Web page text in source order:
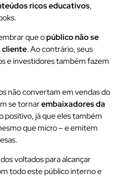
ricos educativos,
que opúblico não se
cliente. Ao contrário, seus
e investidores também fazem
não convertam em vendas do
se tornarembaixadores da
positivo, já que eles também
que micro – e emitem
voltados para alcançar
todo este público interno e